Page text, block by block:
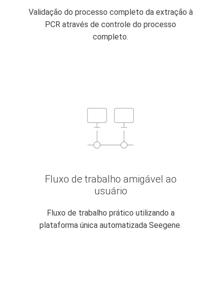
Validação do processo completo da extração à
PCR através de controle do processo
completo.
Fluxo de trabalho amigável ao
usuário
Fluxo de trabalho prático utilizando a
plataforma única automatizada Seegene.